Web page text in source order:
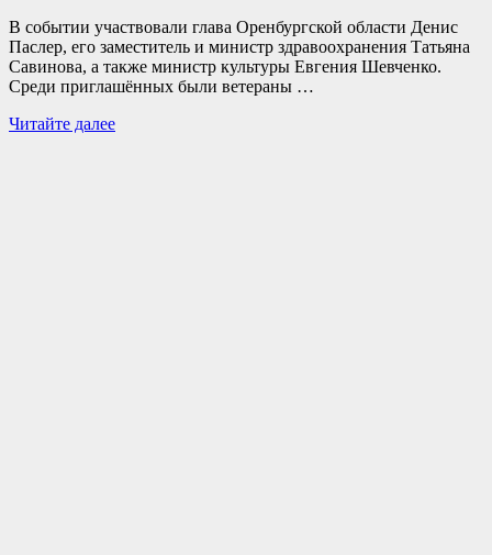
В событии участвовали глава Оренбургской области Денис
Паслер, его заместитель и министр здравоохранения Татьяна
Савинова, а также министр культуры Евгения Шевченко.
Среди приглашённых были ветераны …
В
Читайте далее